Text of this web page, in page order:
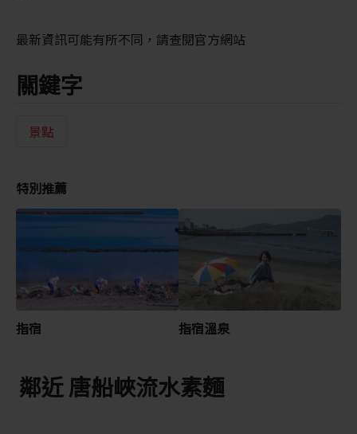
最新資訊可能有所不同，請查閱官方網站
關鍵字
景點
特別推薦
指宿 指宿溫泉
鄰近 唐船峽流水素麵